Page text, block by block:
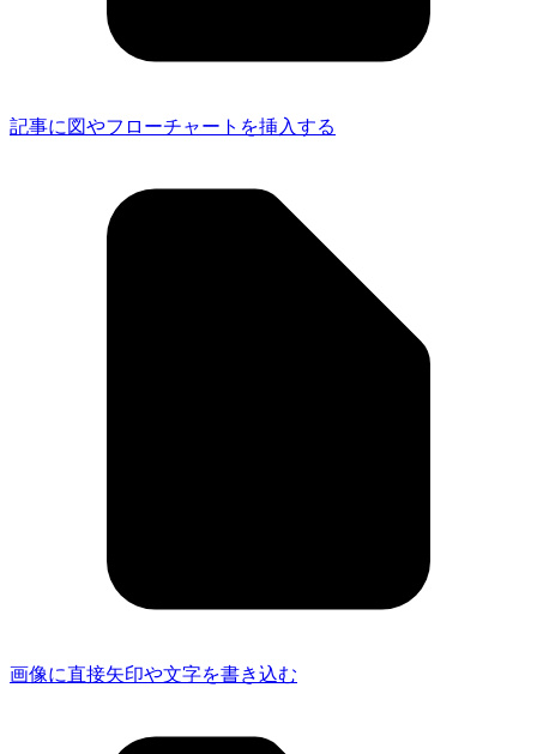
記事に図やフローチャートを挿入する
画像に直接矢印や文字を書き込む